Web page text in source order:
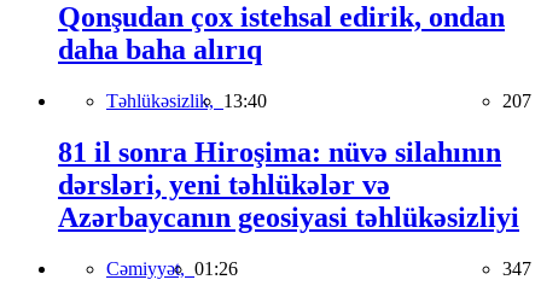
Qonşudan çox istehsal edirik, ondan
daha baha alırıq
Təhlükəsizlik, 13:40 207
81 il sonra Hiroşima: nüvə silahının
dərsləri, yeni təhlükələr və
Azərbaycanın geosiyasi təhlükəsizliyi
Cəmiyyət, 01:26 347